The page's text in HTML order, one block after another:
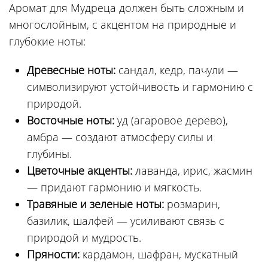
Аромат для Мудреца должен быть сложным и
многослойным, с акцентом на природные и
глубокие ноты:
Древесные ноты: сандал, кедр, пачули —
символизируют устойчивость и гармонию с
природой.
Восточные ноты: уд (агаровое дерево),
амбра — создают атмосферу силы и
глубины.
Цветочные акценты: лаванда, ирис, жасмин
— придают гармонию и мягкость.
Травяные и зеленые ноты: розмарин,
базилик, шалфей — усиливают связь с
природой и мудрость.
Пряности: кардамон, шафран, мускатный